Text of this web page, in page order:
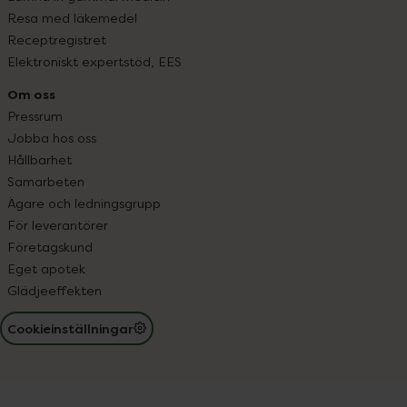
Resa med läkemedel
Receptregistret
Elektroniskt expertstöd, EES
Om oss
Pressrum
Jobba hos oss
Hållbarhet
Samarbeten
Ägare och ledningsgrupp
För leverantörer
Företagskund
Eget apotek
Glädjeeffekten
Cookieinställningar